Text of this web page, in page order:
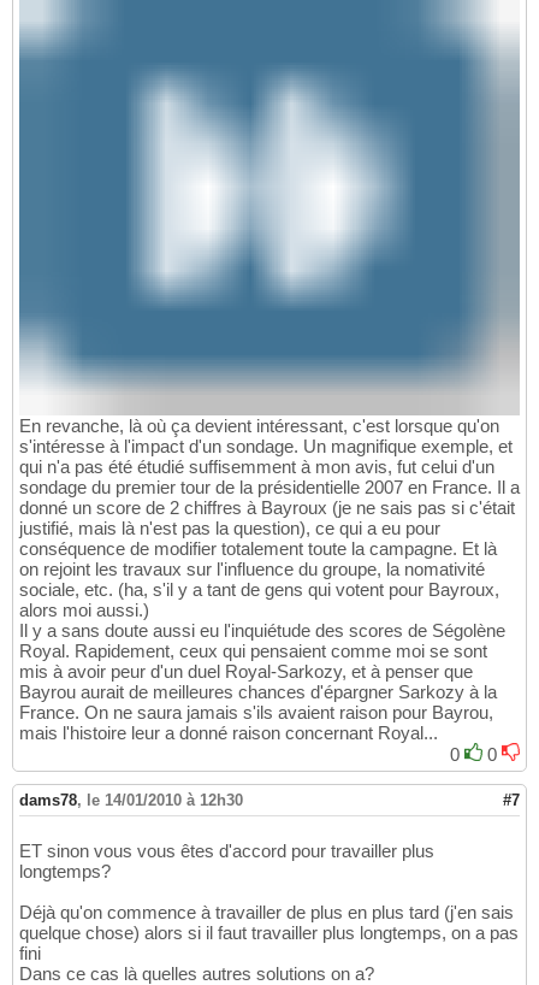
En revanche, là où ça devient intéressant, c'est lorsque qu'on
s'intéresse à l'impact d'un sondage. Un magnifique exemple, et
qui n'a pas été étudié suffisemment à mon avis, fut celui d'un
sondage du premier tour de la présidentielle 2007 en France. Il a
donné un score de 2 chiffres à Bayroux (je ne sais pas si c'était
justifié, mais là n'est pas la question), ce qui a eu pour
conséquence de modifier totalement toute la campagne. Et là
on rejoint les travaux sur l'influence du groupe, la nomativité
sociale, etc. (ha, s'il y a tant de gens qui votent pour Bayroux,
alors moi aussi.)
Il y a sans doute aussi eu l'inquiétude des scores de Ségolène
Royal. Rapidement, ceux qui pensaient comme moi se sont
mis à avoir peur d'un duel Royal-Sarkozy, et à penser que
Bayrou aurait de meilleures chances d'épargner Sarkozy à la
France. On ne saura jamais s'ils avaient raison pour Bayrou,
mais l'histoire leur a donné raison concernant Royal...
0
0
dams78, le 14/01/2010 à 12h30 #7
ET sinon vous vous êtes d'accord pour travailler plus
longtemps?
Déjà qu'on commence à travailler de plus en plus tard (j'en sais
quelque chose) alors si il faut travailler plus longtemps, on a pas
fini
Dans ce cas là quelles autres solutions on a?